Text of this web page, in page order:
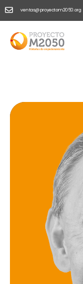
ventas@proyectom2050.org
Kenji V.